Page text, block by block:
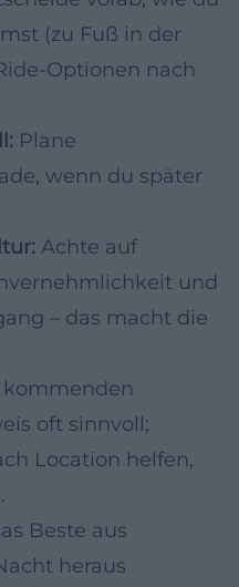
(zu Fuß in der
Optionen nach
Plane
wenn du später
Achte auf
und
– das macht die
kommenden
oft sinnvoll;
Location helfen,
Beste aus
heraus